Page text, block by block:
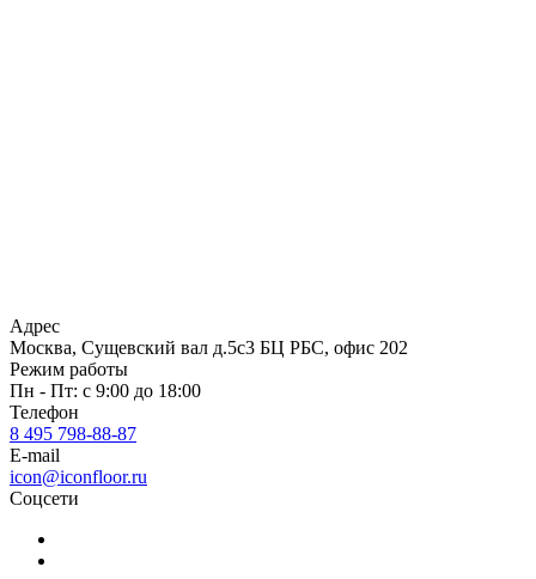
Адрес
Москва, Сущевский вал д.5с3 БЦ РБС, офис 202
Режим работы
Пн - Пт: с 9:00 до 18:00
Телефон
8 495 798-88-87
E-mail
icon@iconfloor.ru
Соцсети